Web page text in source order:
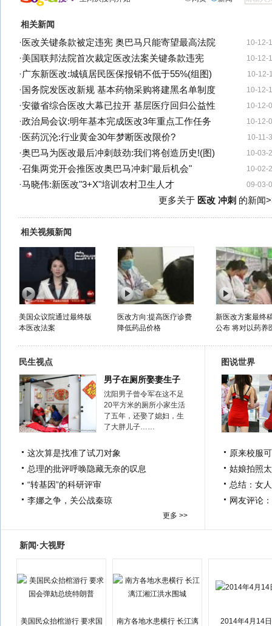
相关新闻
10-12-
· 医改关键条款被定违宪 奥巴马只能寄望最高法院
10-12-
·美国联邦法院首次裁定医改法案关键条款违宪
10-12-
·广东新医改:城镇居民医保报销不低于55%(组图)
10-12-
· 国务院发医改新规 基本药物采购将建黑名单制度
10-12-
·安徽省综合医改大幕已拉开 基层医疗回归公益性
10-12-
·政治局会议:明年基本完成医改3年重点工作任务
10-11-
· 医药沉沦:行业黄金30年梦断医改限价?
10-03-
·奥巴马为医改最后冲刺鼓劲:我们将创造历史!(图)
10-02-
·召集两党开会推医改奥巴马冲刺"最后机会"
09-03-
·马晓伟:新医改"3+X"培训农村卫生人才
更多关于 医改 冲刺 的新闻
相关视频新闻
美国众议院通过最终版
本医改法案
医改方向:提高医疗诊费
降低药品价格
新医改方案最终
公布 将对以药养
民生视点
男子在厕所娶妻生子
沈阳男子曾令军在这不足
20平方米的厕所小家生活
了五年，还娶了媳妇，生
了大胖儿子……
这次算是找准了试刀对象
总理的批评呼唤隐藏无奈的叹息
“转基因”的科研评审
李娜之争，关公战秦琼
更多 >>
图说世界
原来校服
姑娘拍照
总结：女
网友评论
新闻·大视野
美国民众抬棺游行 要求国
南方各地水患横行 长江漓
2014年4月14